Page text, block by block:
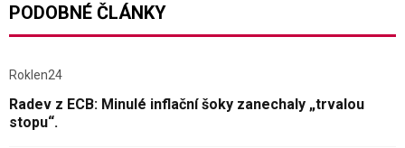
PODOBNÉ ČLÁNKY
Roklen24
Radev z ECB: Minulé inflační šoky zanechaly „trvalou
stopu“.